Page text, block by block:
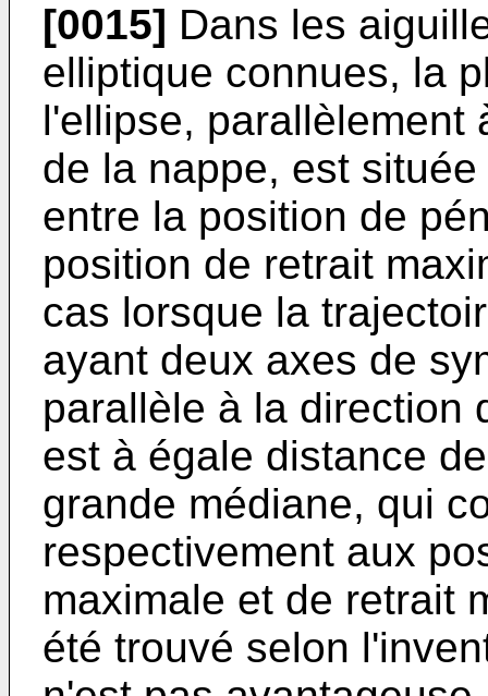
[0015] Dans les
elliptique connues, la
l'ellipse, parallèlement
de la nappe, est
entre la position de
position de retrait
cas lorsque la
ayant deux axes de
parallèle à la direction
est à égale distance
grande médiane, qui
respectivement aux
maximale et de retrait
été trouvé selon